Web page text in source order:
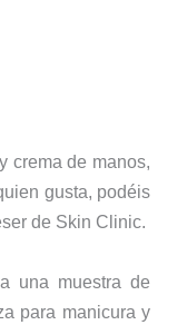
crema de manos,
gusta, podéis
de Skin Clinic.
una muestra de
para manicura y